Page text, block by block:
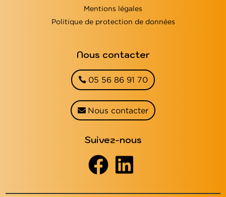
Mentions légales
Politique de protection de données
Nous contacter
05 56 86 91 70
Nous contacter
Suivez-nous